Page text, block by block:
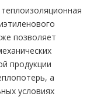
позволяет
продукции
а
условиях